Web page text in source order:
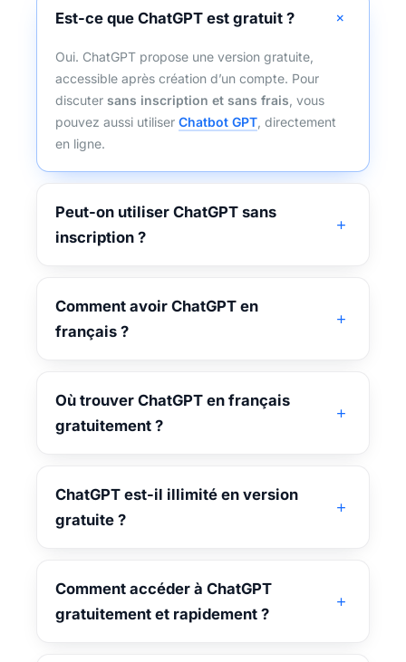
Est-ce que ChatGPT est gratuit ?
Oui. ChatGPT propose une version gratuite,
accessible après création d’un compte. Pour
discuter sans inscription et sans frais , vous
pouvez aussi utiliser Chatbot GPT , directement
en ligne.
Peut-on utiliser ChatGPT sans
inscription ?
Comment avoir ChatGPT en
français ?
Où trouver ChatGPT en français
gratuitement ?
ChatGPT est-il illimité en version
gratuite ?
Comment accéder à ChatGPT
gratuitement et rapidement ?